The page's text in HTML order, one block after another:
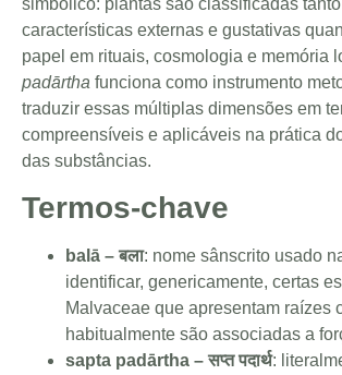
características externas e gustativas
papel em rituais, cosmologia e memória
padārtha funciona como instrumento
traduzir essas múltiplas dimensões em
compreensíveis e aplicáveis na prática
das substâncias.
Termos-chave
balā – बला: nome sânscrito usado
identificar, genericamente, certas
Malvaceae que apresentam raízes
habitualmente são associadas a
sapta padārtha – सप्त पदार्थ: